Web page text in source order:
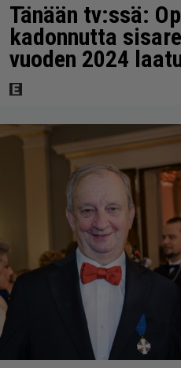
Tänään tv:ssä:
kadonnutta
vuoden 2024